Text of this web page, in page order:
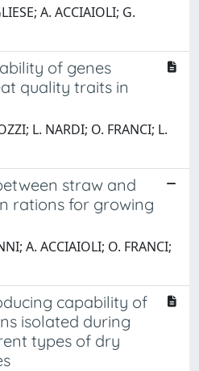
A. ACCIAIOLI; G.
of genes
quality traits in
L. NARDI; O. FRANCI; L.
straw and
rations for growing
A. ACCIAIOLI; O. FRANCI;
capability of
isolated during
types of dry